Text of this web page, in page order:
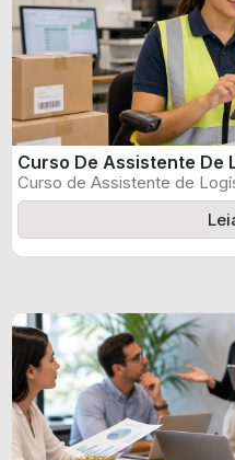
Curso De Assistente De
Curso de Assistente de
certificado informado pelo